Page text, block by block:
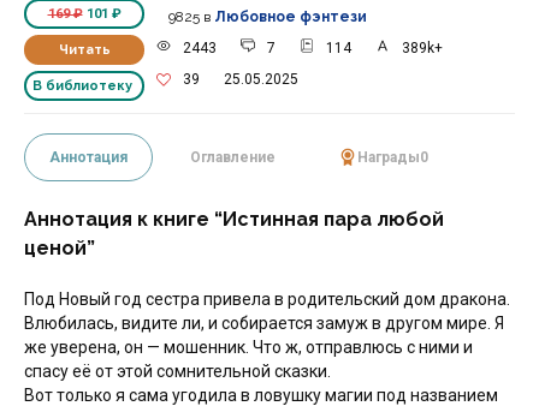
169 ₽101 ₽
Читать
В библиотеку
9825 в Любовное фэнтези
2443
7 114
389k+
39
25.05.2025
Аннотация Оглавление Награды0
Аннотация к книге “Истинная пара любой
ценой”
Под Новый год сестра привела в родительский дом дракона.
Влюбилась, видите ли, и собирается замуж в другом мире. Я
же уверена, он — мошенник. Что ж, отправлюсь с ними и
спасу её от этой сомнительной сказки.
Вот только я сама угодила в ловушку магии под названием